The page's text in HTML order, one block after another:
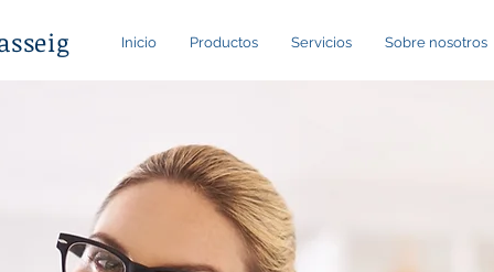
Inicio Productos Servicios Sobre nosotros